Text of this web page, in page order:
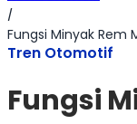
/
Fungsi Minyak Rem
Tren Otomotif
Fungsi